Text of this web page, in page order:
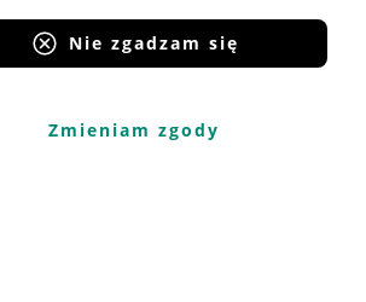
Nie zgadzam się
Zmieniam zgody